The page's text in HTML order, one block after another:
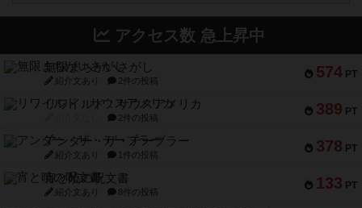
アクセス数 急上昇中
574 PT
無限まちがいさがし
紹介文あり 2件の投稿
389 PT
リワイルド：サウスアメリカ
2件の投稿
378 PT
アンダー・ザ・テーブラー
紹介文あり 1件の投稿
133 PT
宵と暁の呪文書
紹介文あり 8件の投稿